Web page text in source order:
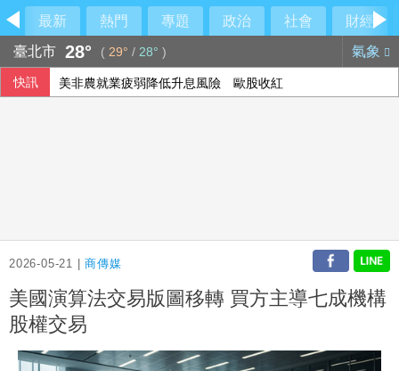
最新 熱門 專題 政治 社會
財經
臺北市 28° ( 29° / 28° ) 氣象
快訊 美非農就業疲弱降低升息風險 歐股收紅
2026-05-21 |商傳媒
美國演算法交易版圖移轉 買方主導七成機構
股權交易